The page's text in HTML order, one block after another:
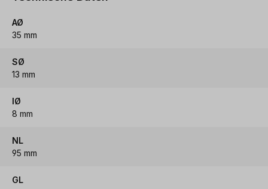
AØ
35 mm
SØ
13 mm
IØ
8 mm
NL
95 mm
GL